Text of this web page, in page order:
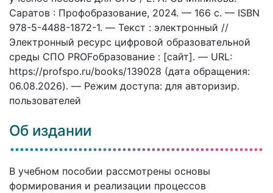
Саратов : Профобразование, 2024. — 166 c. — ISBN
978-5-4488-1872-1. — Текст : электронный //
Электронный ресурс цифровой образовательной
среды СПО PROFобразование : [сайт]. — URL:
https://profspo.ru/books/139028 (дата обращения:
06.08.2026). — Режим доступа: для авторизир.
пользователей
Об издании
В учебном пособии рассмотрены основы
формирования и реализации процессов